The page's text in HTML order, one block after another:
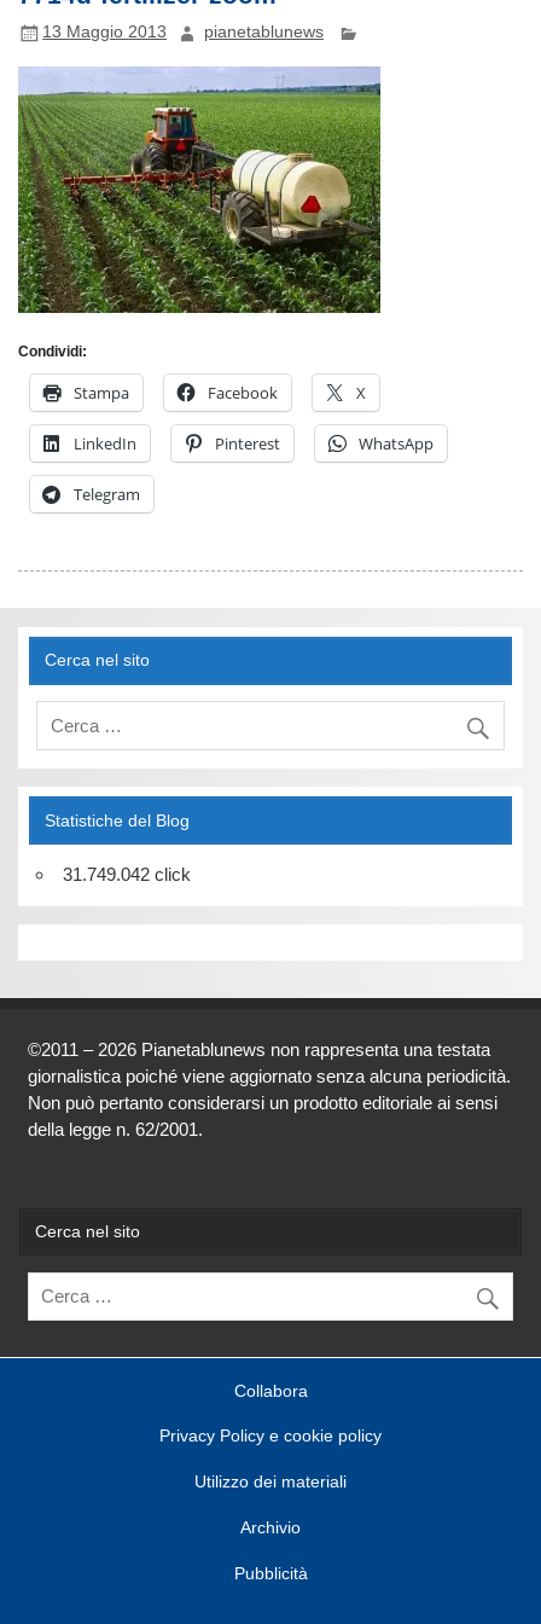
13 Maggio 2013 pianetablunews
Condividi:
Stampa Facebook X
LinkedIn Pinterest WhatsApp
Telegram
Cerca nel sito
Statistiche del Blog
31.749.042 click
©2011 – 2026 Pianetablunews non rappresenta una testata
giornalistica poiché viene aggiornato senza alcuna periodicità.
Non può pertanto considerarsi un prodotto editoriale ai sensi
della legge n. 62/2001.
Cerca nel sito
Collabora
Privacy Policy e cookie policy
Utilizzo dei materiali
Archivio
Pubblicità